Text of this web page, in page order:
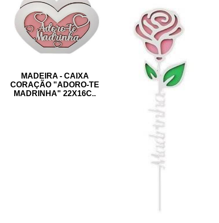
MADEIRA - CAIXA
CORAÇÃO "ADORO-TE
MADRINHA" 22X16C..